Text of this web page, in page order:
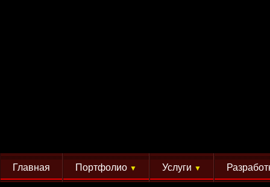
Главная Портфолио ▼ Услуги ▼